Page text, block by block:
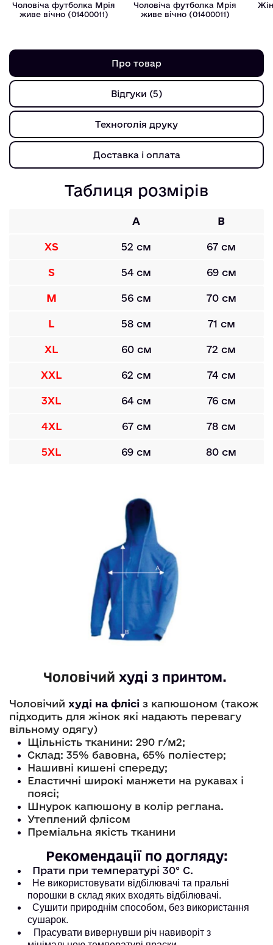
Чоловіча футболка Мрія
живе вічно (01400011)
Чоловіча футболка Мрія
живе вічно (01400011)
Про товар
Відгуки (5)
Техноголія друку
Доставка і оплата
Таблиця розмірів
A B
XS 52 см 67 см
S 54 см 69 см
M 56 см 70 см
L 58 см 71 см
XL 60 см 72 см
XXL 62 см 74 см
3XL 64 см 76 см
4XL 67 см 78 см
5XL 69 см 80 см
Чоловічий худі з принтом.
Чоловічий худі на флісі з капюшоном (також
підходить для жінок які надають перевагу
вільному одягу)
Щільність тканини: 290 г/м2;
Склад: 35% бавовна, 65% поліестер;
Нашивні кишені спереду;
Еластичні широкі манжети на рукавах і
поясі;
Шнурок капюшону в колір реглана.
Утеплений флісом
Преміальна якість тканини
Рекомендації по догляду:
Прати при температурі 30° С.
Не використовувати відбілювачі та пральні
порошки в склад яких входять відбілювачі.
Сушити природнім способом, без використання
сушарок.
Прасувати вивернувши річ навиворіт з